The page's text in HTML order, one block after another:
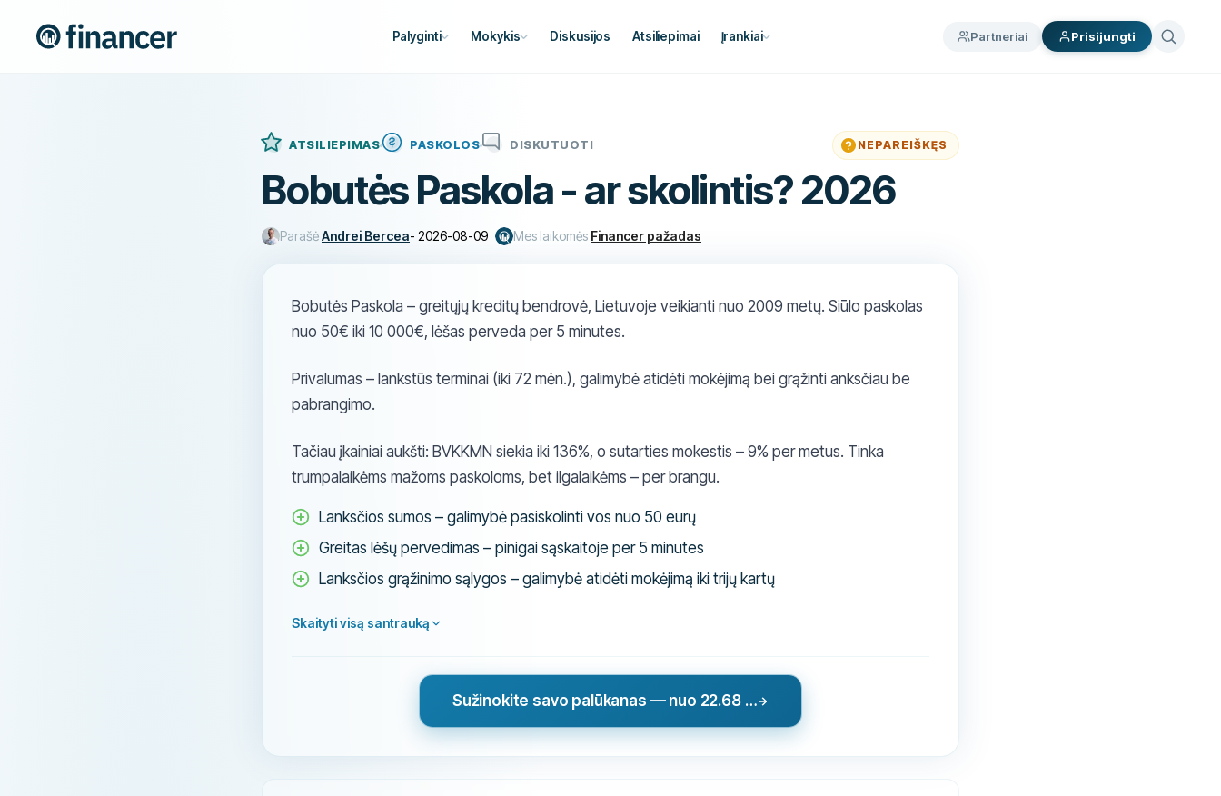
Palyginti Mokykis Diskusijos Atsiliepimai Įrankiai Partneriai Prisijungti
ATSILIEPIMAS PASKOLOS DISKUTUOTI NEPAREIŠKĘS
Bobutės Paskola - ar skolintis? 2026
ParašėAndrei Bercea- 2026-08-09 Mes laikomės Financer pažadas
Bobutės Paskola – greitųjų kreditų bendrovė, Lietuvoje veikianti nuo 2009 metų. Siūlo paskolas
nuo 50€ iki 10 000€, lėšas perveda per 5 minutes.
Privalumas – lankstūs terminai (iki 72 mėn.), galimybė atidėti mokėjimą bei grąžinti anksčiau be
pabrangimo.
Tačiau įkainiai aukšti: BVKKMN siekia iki 136%, o sutarties mokestis – 9% per metus. Tinka
trumpalaikėms mažoms paskoloms, bet ilgalaikėms – per brangu.
Lanksčios sumos – galimybė pasiskolinti vos nuo 50 eurų
Greitas lėšų pervedimas – pinigai sąskaitoje per 5 minutes
Lanksčios grąžinimo sąlygos – galimybė atidėti mokėjimą iki trijų kartų
Skaityti visą santrauką
Sužinokite savo palūkanas — nuo 22.68 % BVKKMN